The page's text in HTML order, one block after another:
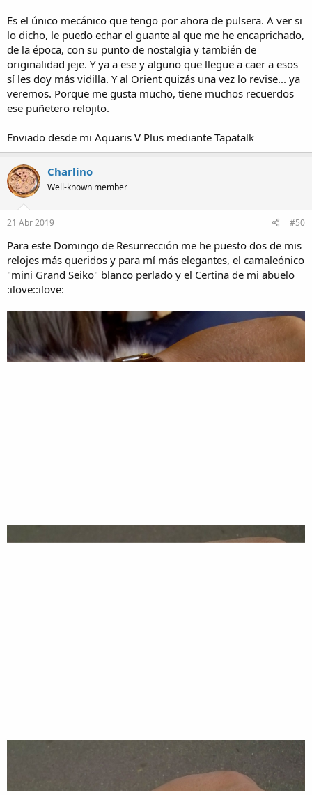
me encuentro con él y lo bonito y estiloso que me parece.
Es el único mecánico que tengo por ahora de pulsera. A ver si
lo dicho, le puedo echar el guante al que me he encaprichado,
de la época, con su punto de nostalgia y también de
originalidad jeje. Y ya a ese y alguno que llegue a caer a esos
sí les doy más vidilla. Y al Orient quizás una vez lo revise... ya
veremos. Porque me gusta mucho, tiene muchos recuerdos
ese puñetero relojito.
Enviado desde mi Aquaris V Plus mediante Tapatalk
Charlino
Well-known member
21 Abr 2019 #50
Para este Domingo de Resurrección me he puesto dos de mis
relojes más queridos y para mí más elegantes, el camaleónico
"mini Grand Seiko" blanco perlado y el Certina de mi abuelo
:ilove::ilove: